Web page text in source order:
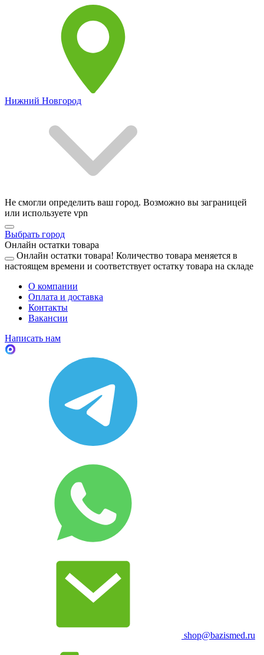
Нижний Новгород
Не смогли определить ваш город. Возможно вы заграницей
или используете vpn
Выбрать город
Онлайн остатки товара
Онлайн остатки товара! Количество товара меняется в
настоящем времени и соответствует остатку товара на складе
О компании
Оплата и доставка
Контакты
Вакансии
Написать нам
shop@bazismed.ru